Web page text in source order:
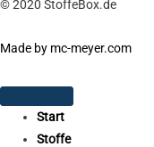
© 2020 StoffeBox.de
Made by mc-meyer.com
Start
Stoffe